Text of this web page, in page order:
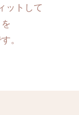
ットして
。